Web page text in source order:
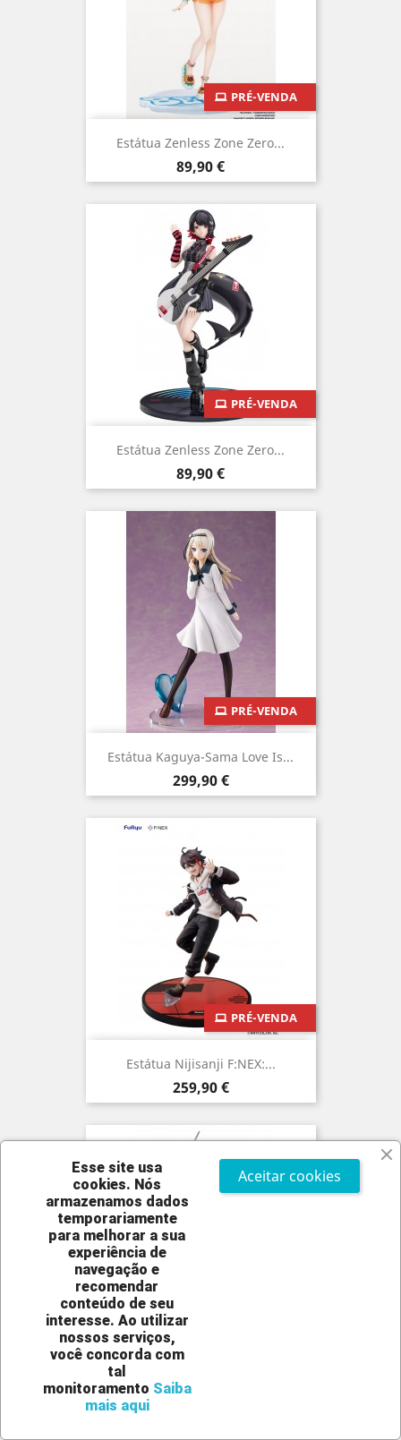
Estátua Zenless Zone Zero...
Preço
89,90 €
PRÉ-VENDA
Estátua Zenless Zone Zero...
Preço
89,90 €
PRÉ-VENDA
Estátua Kaguya-Sama Love Is...
Preço
299,90 €
PRÉ-VENDA
Estátua Nijisanji F:NEX:...
Preço
259,90 €
PRÉ-VENDA
Estátua Goddess Of Victory...
Preço
129,90 €
Esse site usa
cookies. Nós
armazenamos dados
temporariamente
para melhorar a sua
experiência de
navegação e
recomendar
conteúdo de seu
interesse. Ao utilizar
nossos serviços,
você concorda com
tal
monitoramento Saiba
mais aqui
Aceitar cookies